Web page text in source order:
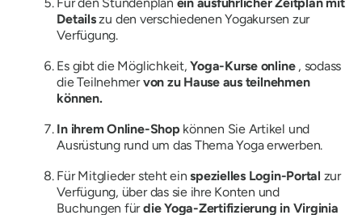
Detailszu den verschiedenen Yogakursen zur
Verfügung.
Es gibt die Möglichkeit,Yoga-Kurse online, sodass
die Teilnehmervon zu Hause aus teilnehmen
können.
In ihrem Online-Shop können Sie Artikel und
Ausrüstung rund um das Thema Yoga erwerben.
Für Mitglieder steht einspezielles Login-Portal zur
Verfügung, über das sie ihre Konten und
Buchungen fürdie Yoga-Zertifizierung in Virginia